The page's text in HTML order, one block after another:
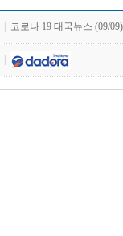
코로나 19 태국뉴스 (09/09)